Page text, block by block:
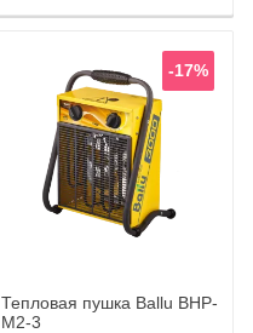
-17%
Тепловая пушка Ballu BHP-
M2-3